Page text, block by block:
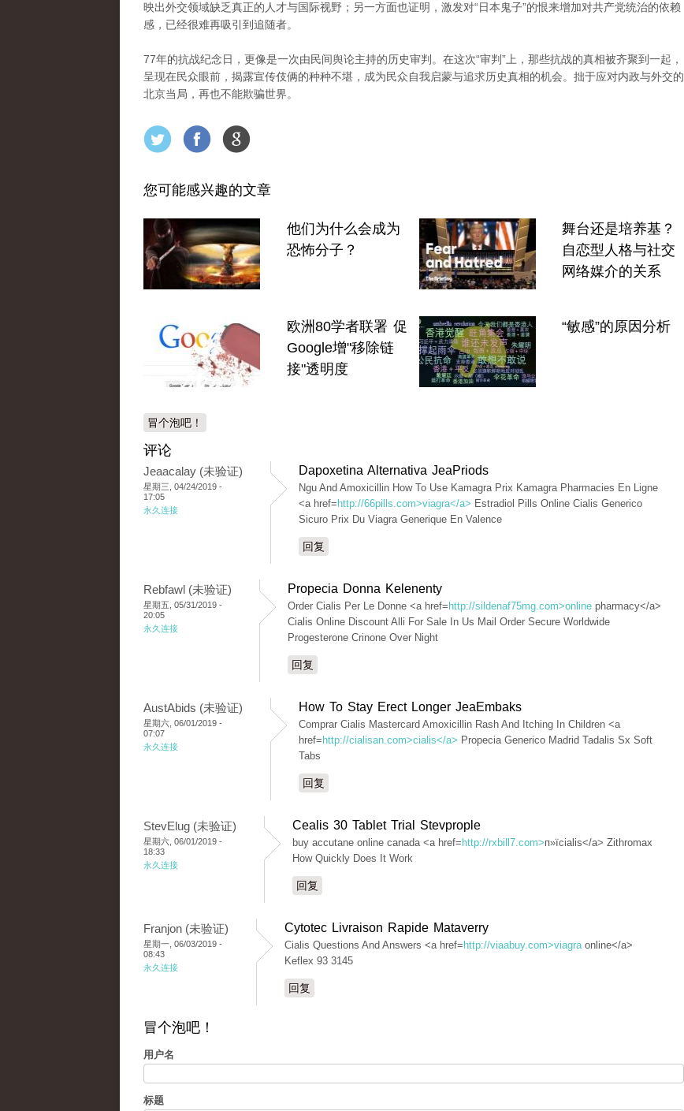
映出外交领域缺乏真正的人才与国际视野；另一方面也证明，激发对“日本鬼子”的恨来增加对共产党统治的依赖
感，已经很难再吸引到追随者。
77年的抗战纪念日，更像是一次由民间舆论主持的历史审判。在这次“审判”上，那些抗战的真相被齐聚到一起，
呈现在民众眼前，揭露宣传伎俩的种种不堪，成为民众自我启蒙与追求历史真相的机会。拙于应对内政与外交的
北京当局，再也不能欺骗世界。
您可能感兴趣的文章
他们为什么会成为
恐怖分子？
舞台还是培养基？
自恋型人格与社交
网络媒介的关系
欧洲80学者联署 促
Google增"移除链
接"透明度
“敏感”的原因分析
冒个泡吧！
评论
Jeaacalay (未验证)
星期三, 04/24/2019 -
17:05
永久连接
Dapoxetina Alternativa JeaPriods
Ngu And Amoxicillin How To Use Kamagra Prix Kamagra Pharmacies En Ligne
<a href= http://66pills.com>viagra</a> Estradiol Pills Online Cialis Generico
Sicuro Prix Du Viagra Generique En Valence
回复
Rebfawl (未验证)
星期五, 05/31/2019 -
20:05
永久连接
Propecia Donna Kelenenty
Order Cialis Per Le Donne <a href= http://sildenaf75mg.com>online pharmacy</a>
Cialis Online Discount Alli For Sale In Us Mail Order Secure Worldwide
Progesterone Crinone Over Night
回复
AustAbids (未验证)
星期六, 06/01/2019 -
07:07
永久连接
How To Stay Erect Longer JeaEmbaks
Comprar Cialis Mastercard Amoxicillin Rash And Itching In Children <a
href= http://cialisan.com>cialis</a> Propecia Generico Madrid Tadalis Sx Soft
Tabs
回复
StevElug (未验证)
星期六, 06/01/2019 -
18:33
永久连接
Cealis 30 Tablet Trial Stevprople
buy accutane online canada <a href= http://rxbill7.com>п»їcialis</a> Zithromax
How Quickly Does It Work
回复
Franjon (未验证)
星期一, 06/03/2019 -
08:43
永久连接
Cytotec Livraison Rapide Mataverry
Cialis Questions And Answers <a href= http://viaabuy.com>viagraonline</a>
Keflex 93 3145
回复
冒个泡吧！
用户名
标题